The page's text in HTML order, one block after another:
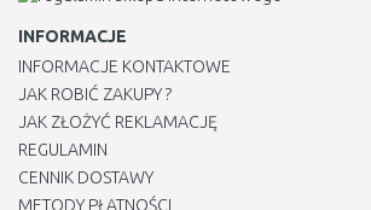
INFORMACJE
INFORMACJE KONTAKTOWE
JAK ROBIĆ ZAKUPY ?
JAK ZŁOŻYĆ REKLAMACJĘ
REGULAMIN
CENNIK DOSTAWY
METODY PŁATNOŚCI